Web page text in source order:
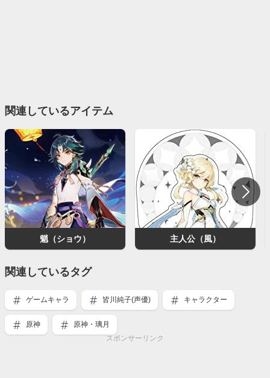
関連しているアイテム
魈（ショウ） 主人公（風）
関連しているタグ
ゲームキャラ 皆川純子(声優) キャラクター
原神
原神・璃月
スポンサーリンク